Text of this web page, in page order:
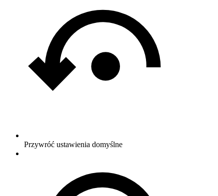
Przywróć ustawienia domyślne